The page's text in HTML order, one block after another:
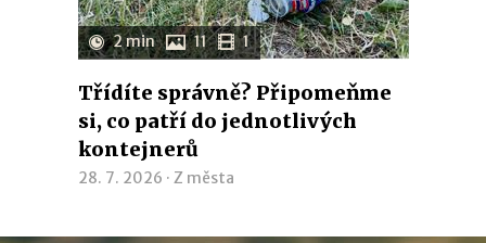
2 min 11 1
Třídíte správně? Připomeňme
si, co patří do jednotlivých
kontejnerů
28. 7. 2026 · Z města